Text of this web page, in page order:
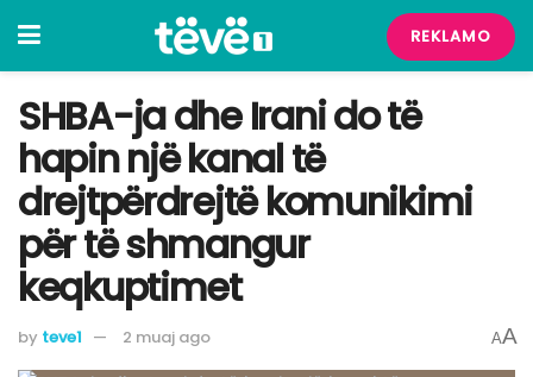
REKLAMO
SHBA-ja dhe Irani do të
hapin një kanal të
drejtpërdrejtë komunikimi
për të shmangur
keqkuptimet
by teve1 2 muaj ago AA